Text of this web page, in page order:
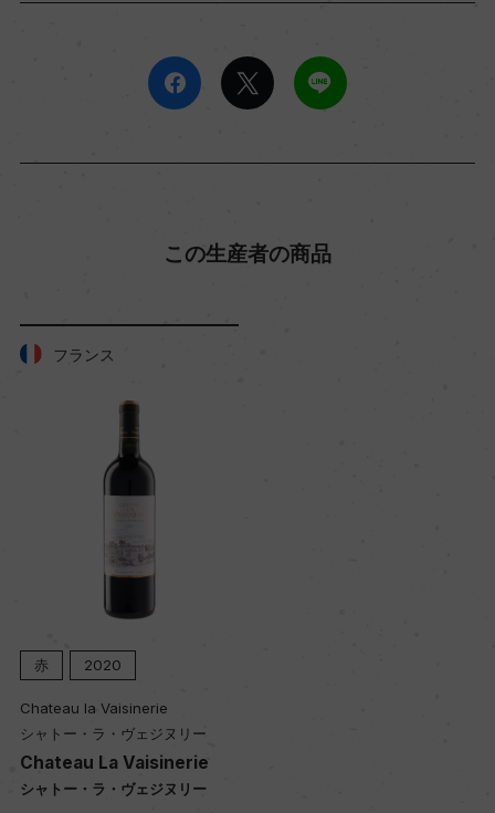
この生産者の商品
フランス
赤 2020
Chateau la Vaisinerie
シャトー・ラ・ヴェジヌリー
Chateau La Vaisinerie
シャトー・ラ・ヴェジヌリー